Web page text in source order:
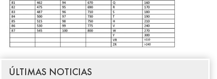
ÚLTIMAS NOTICIAS